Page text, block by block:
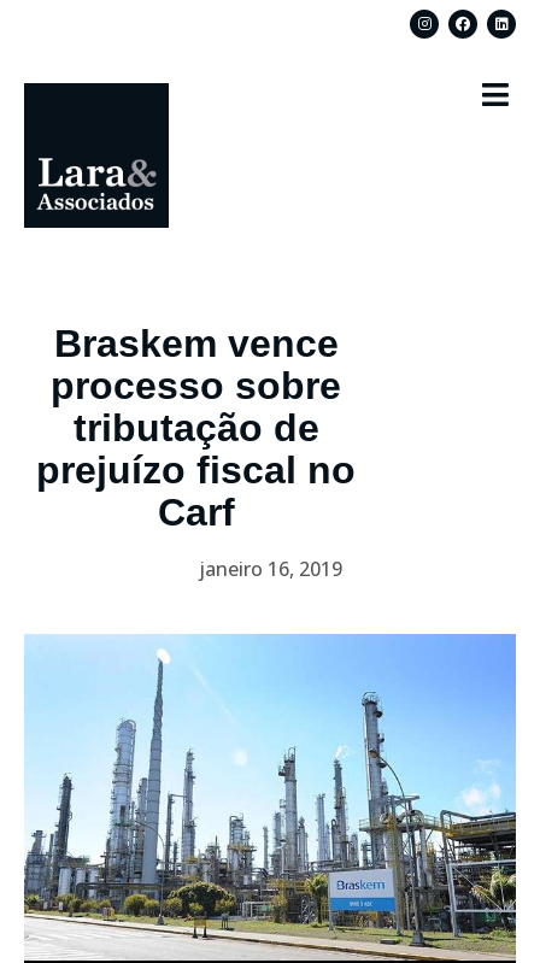
Braskem vence
processo sobre
tributação de
prejuízo fiscal no
Carf
janeiro 16, 2019